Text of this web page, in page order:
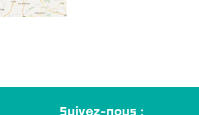
Suivez-nous :